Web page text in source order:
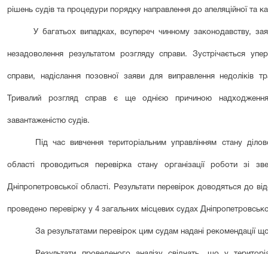
рішень судів та процедури порядку направлення до апеляційної та
У багатьох випадках, всупереч чинному законодавству,
незадоволення результатом розгляду справи. Зустрічається
справи, надіслання позовної заяви для виправлення недоліків
Тривалий розгляд справ є ще однією причиною
завантаженістю судів.
Під час вивчення територіальним управлінням стану
області проводиться перевірка стану організації роботи зі
Дніпропетровської області. Результати перевірок доводяться до
проведено перевірку у 4 загальних місцевих судах
За результатами перевірок цим судам надані рекомендації